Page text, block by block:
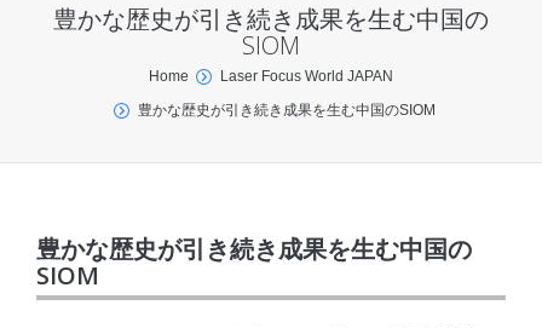
ピックアップ
サービス
豊かな歴史が引き続き成果を生む中国の
SIOM
You are here:Home
Laser Focus World JAPAN
豊かな歴史が引き続き成果を生む中国のSIOM
豊かな歴史が引き続き成果を生む中国の
SIOM